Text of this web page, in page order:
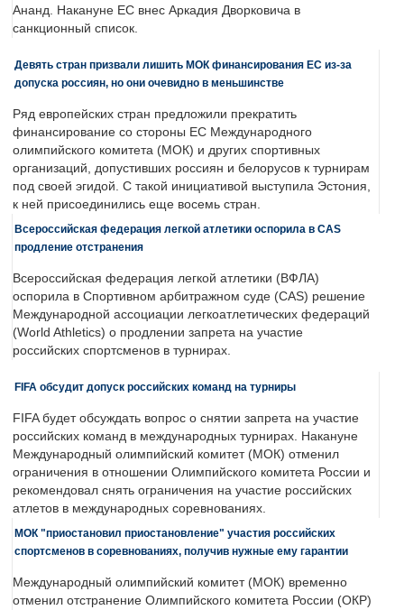
Ананд. Накануне ЕС внес Аркадия Дворковича в
санкционный список.
Девять стран призвали лишить МОК финансирования ЕС из-за
допуска россиян, но они очевидно в меньшинстве
Ряд европейских стран предложили прекратить
финансирование со стороны ЕС Международного
олимпийского комитета (МОК) и других спортивных
организаций, допустивших россиян и белорусов к турнирам
под своей эгидой. С такой инициативой выступила Эстония,
к ней присоединились еще восемь стран.
Всероссийская федерация легкой атлетики оспорила в CAS
продление отстранения
Всероссийская федерация легкой атлетики (ВФЛА)
оспорила в Спортивном арбитражном суде (CAS) решение
Международной ассоциации легкоатлетических федераций
(World Athletics) о продлении запрета на участие
российских спортсменов в турнирах.
FIFA обсудит допуск российских команд на турниры
FIFA будет обсуждать вопрос о снятии запрета на участие
российских команд в международных турнирах. Накануне
Международный олимпийский комитет (МОК) отменил
ограничения в отношении Олимпийского комитета России и
рекомендовал снять ограничения на участие российских
атлетов в международных соревнованиях.
МОК "приостановил приостановление" участия российских
спортсменов в соревнованиях, получив нужные ему гарантии
Международный олимпийский комитет (МОК) временно
отменил отстранение Олимпийского комитета России (ОКР)